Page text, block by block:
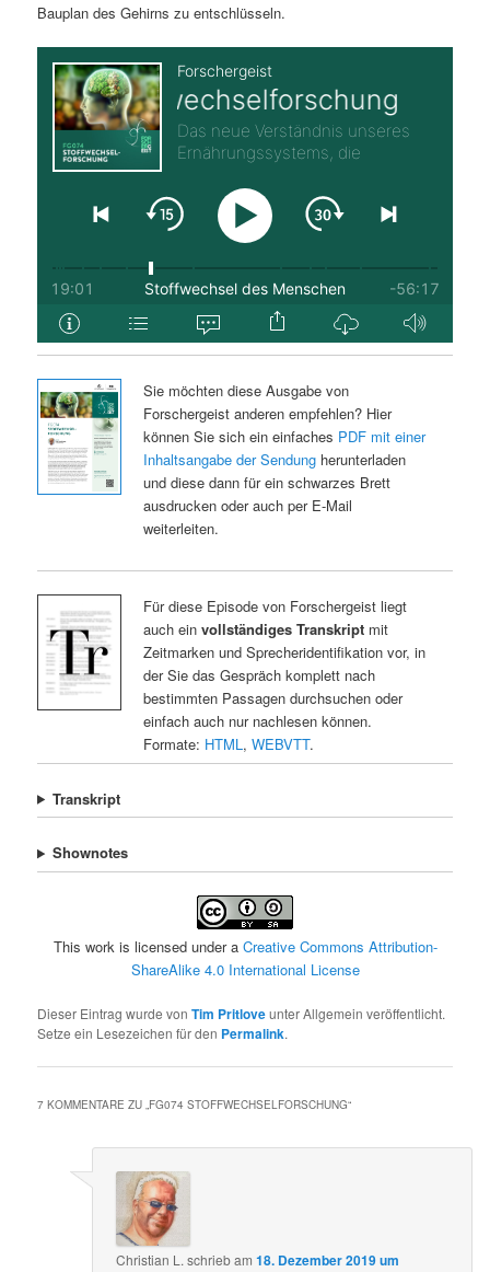
Bauplan des Gehirns zu entschlüsseln.
Sie möchten diese Ausgabe von
Forschergeist anderen empfehlen? Hier
können Sie sich ein einfaches PDF mit einer
Inhaltsangabe der Sendungherunterladen
und diese dann für ein schwarzes Brett
ausdrucken oder auch per E-Mail
weiterleiten.
Für diese Episode von Forschergeist liegt
auch ein vollständiges Transkriptmit
Zeitmarken und Sprecheridentifikation vor, in
der Sie das Gespräch komplett nach
bestimmten Passagen durchsuchen oder
einfach auch nur nachlesen können.
Formate: HTML, WEBVTT.
Transkript
Shownotes
This work is licensed under a Creative Commons Attribution-
ShareAlike 4.0 International License
Dieser Eintrag wurde vonTim Pritloveunter Allgemein veröffentlicht.
Setze ein Lesezeichen für den Permalink.
7 KOMMENTARE ZU „FG074 STOFFWECHSELFORSCHUNG“
Christian L.schriebam18. Dezember 2019 um